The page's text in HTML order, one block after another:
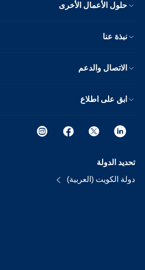
حلول الأعمال الأخرى
نبذة عنا
الاتصال والدعم
ابق على اطلاع
تحديد الدولة
دولة الكويت (العربية)